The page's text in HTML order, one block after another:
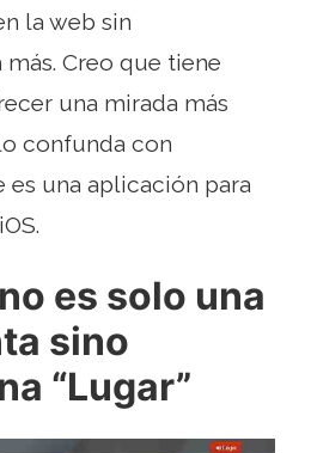
la web sin
Creo que tiene
una mirada más
confunda con
es una aplicación para
​​es solo una
sino
“Lugar”